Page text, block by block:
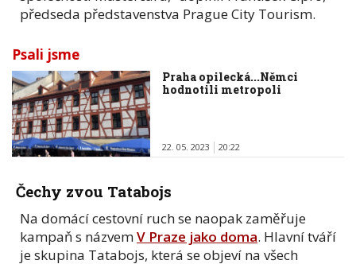
předseda představenstva Prague City Tourism.
Psali jsme
Praha opilecká...Němci
hodnotili metropoli
22. 05. 2023 20:22
Čechy zvou Tatabojs
Na domácí cestovní ruch se naopak zaměřuje
kampaň s názvemV Praze jako doma. Hlavní tváří
je skupina Tatabojs, která se objeví na všech